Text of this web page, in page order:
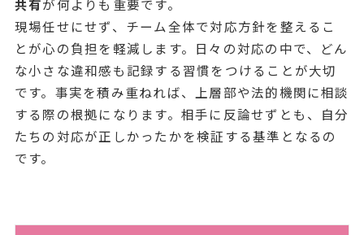
共有が何よりも重要です。
現場任せにせず、チーム全体で対応方針を整えるこ
とが心の負担を軽減します。日々の対応の中で、どん
な小さな違和感も記録する習慣をつけることが大切
です。事実を積み重ねれば、上層部や法的機関に相談
する際の根拠になります。相手に反論せずとも、自分
たちの対応が正しかったかを検証する基準となるの
です。